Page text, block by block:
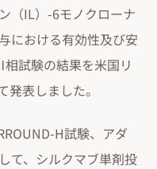
（IL）-6モノクローナ
における有効性及び安
試験の結果を米国リ
発表しました。
H試験、アダ
て、シルクマブ単剤投